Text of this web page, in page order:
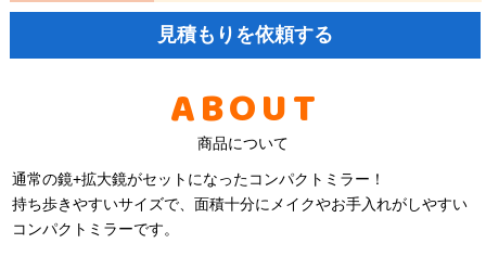
見積もりを依頼する
ABOUT
商品について
通常の鏡+拡大鏡がセットになったコンパクトミラー！
持ち歩きやすいサイズで、面積十分にメイクやお手入れがしやすい
コンパクトミラーです。